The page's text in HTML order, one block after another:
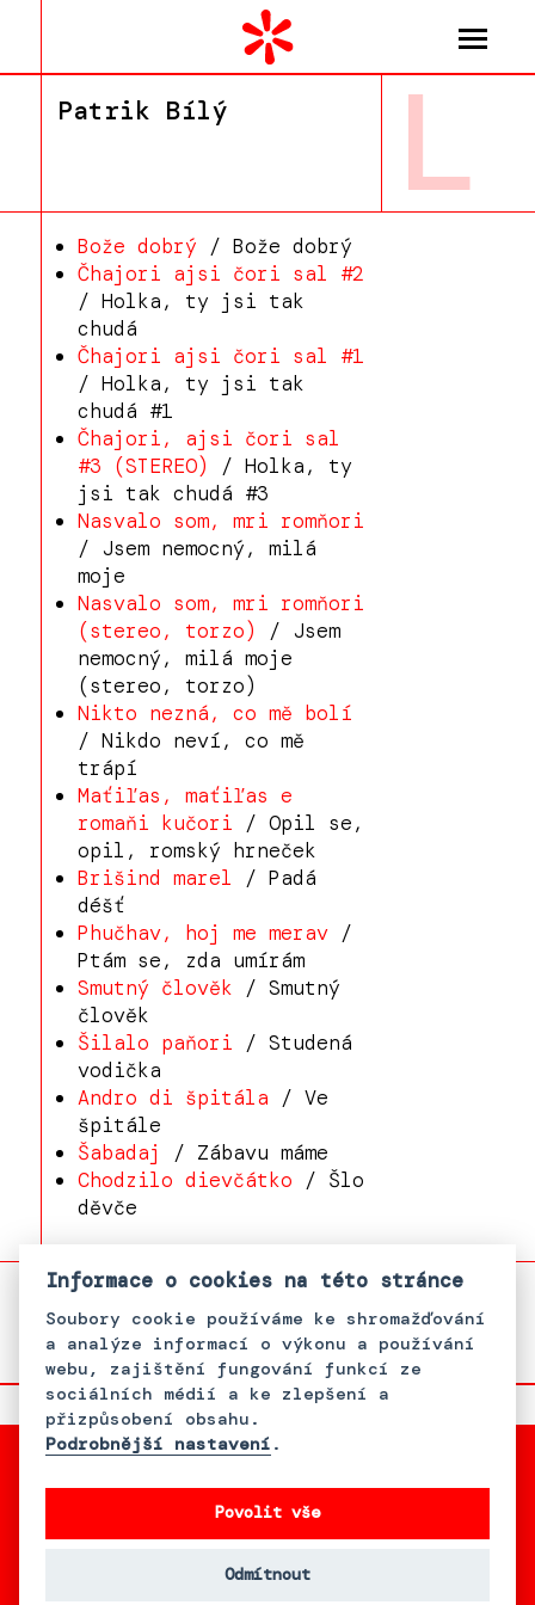
Patrik Bílý L
Bože dobrý / Bože dobrý
Čhajori ajsi čori sal #2
/ Holka, ty jsi tak
chudá
Čhajori ajsi čori sal #1
/ Holka, ty jsi tak
chudá #1
Čhajori, ajsi čori sal
#3 (STEREO)
/ Holka, ty
jsi tak chudá #3
Nasvalo som, mri romňori
/ Jsem nemocný, milá
moje
Nasvalo som, mri romňori
(stereo, torzo)
/ Jsem
nemocný, milá moje
(stereo, torzo)
Nikto nezná, co mě bolí
/ Nikdo neví, co mě
trápí
Maťiľas, maťiľas e
romaňi kučori / Opil se,
opil, romský hrneček
Brišind marel / Padá
déšť
Phučhav, hoj me merav/
Ptám se, zda umírám
Smutný člověk / Smutný
člověk
Šilalo paňori / Studená
vodička
Andro di špitála / Ve
špitále
Šabadaj
/ Zábavu máme
Chodzilo dievčátko / Šlo
děvče
Informace o cookies na této stránce
Soubory cookie používáme ke shromažďování
a analýze informací o výkonu a používání
webu, zajištění fungování funkcí ze
sociálních médií a ke zlepšení a
přizpůsobení obsahu.
Podrobnější nastavení .
Povolit vše
Odmítnout